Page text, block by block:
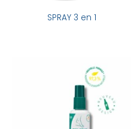
SPRAY 3 en 1